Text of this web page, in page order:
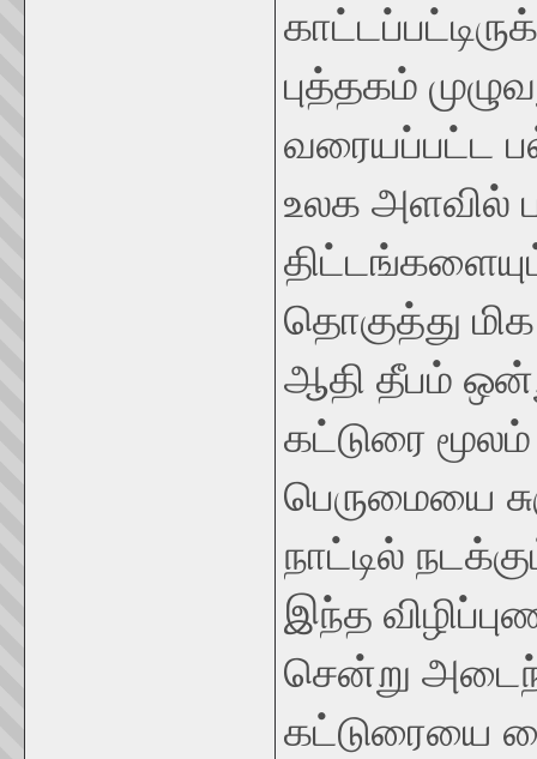
புத்தகம்
வரையப்பட்ட
உலக அளவில்
தொகுத்து மிக
ஆதி தீபம்
கட்டுரை
பெருமையை
நாட்டில்
இந்த
சென்று
கட்டுரையை